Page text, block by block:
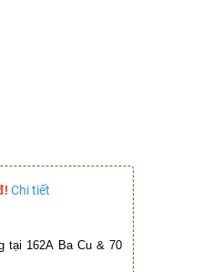
Chi tiết
tại 162A Ba Cu & 70